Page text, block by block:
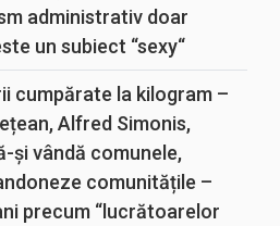
administrativ doar
un subiect “sexy“
cumpărate la kilogram –
Alfred Simonis,
și vândă comunele,
comunitățile –
precum “lucrătoarelor